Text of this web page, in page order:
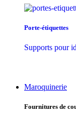
Porte-étiquettes
Supports pour
Maroquinerie
Fournitures de